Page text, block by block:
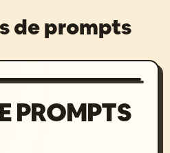
de prompts
PROMPTS